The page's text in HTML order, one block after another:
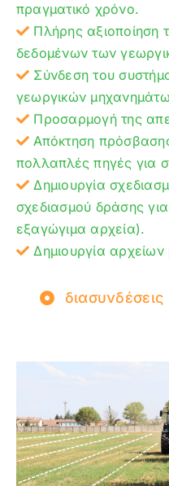
πραγματικό χρόνο.
Πλήρης αξιοποίηση
δεδομένων των
Σύνδεση του
γεωργικών
Προσαρμογή της
Απόκτηση
πολλαπλές πηγές για
Δημιουργία
σχεδιασμού δράσης
εξαγώγιμα αρχεία).
Δημιουργία
διασυνδέσεις